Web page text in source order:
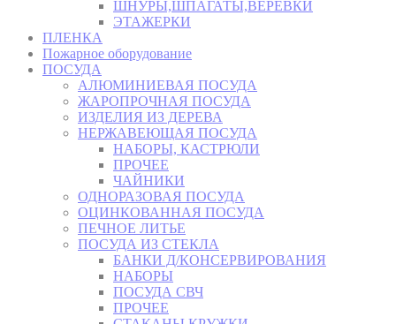
ШНУРЫ,ШПАГАТЫ,ВЕРЕВКИ
ЭТАЖЕРКИ
ПЛЕНКА
Пожарное оборудование
ПОСУДА
АЛЮМИНИЕВАЯ ПОСУДА
ЖАРОПРОЧНАЯ ПОСУДА
ИЗДЕЛИЯ ИЗ ДЕРЕВА
НЕРЖАВЕЮЩАЯ ПОСУДА
НАБОРЫ, КАСТРЮЛИ
ПРОЧЕЕ
ЧАЙНИКИ
ОДНОРАЗОВАЯ ПОСУДА
ОЦИНКОВАННАЯ ПОСУДА
ПЕЧНОЕ ЛИТЬЕ
ПОСУДА ИЗ СТЕКЛА
БАНКИ Д/КОНСЕРВИРОВАНИЯ
НАБОРЫ
ПОСУДА СВЧ
ПРОЧЕЕ